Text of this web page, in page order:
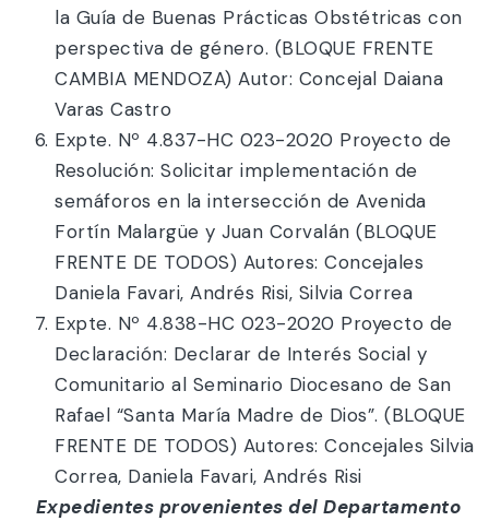
la Guía de Buenas Prácticas Obstétricas con
perspectiva de género. (BLOQUE FRENTE
CAMBIA MENDOZA) Autor: Concejal Daiana
Varas Castro
Expte. Nº 4.837-HC 023-2020 Proyecto de
Resolución: Solicitar implementación de
semáforos en la intersección de Avenida
Fortín Malargüe y Juan Corvalán (BLOQUE
FRENTE DE TODOS) Autores: Concejales
Daniela Favari, Andrés Risi, Silvia Correa
Expte. Nº 4.838-HC 023-2020 Proyecto de
Declaración: Declarar de Interés Social y
Comunitario al Seminario Diocesano de San
Rafael “Santa María Madre de Dios”. (BLOQUE
FRENTE DE TODOS) Autores: Concejales Silvia
Correa, Daniela Favari, Andrés Risi
g) Expedientes provenientes del Departamento